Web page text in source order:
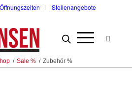
Öffnungszeiten Stellenangebote
/ Sale % / Zubehör %